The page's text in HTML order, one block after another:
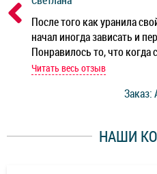
После того как уранила
начал иногда зависать и
Понравилось то, что когда
мастер при мне сделал
работы и оперативность!
Читать весь отзыв
Заказ:
НАШИ